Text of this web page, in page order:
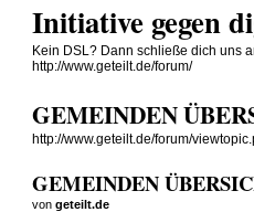
Initiative gegen
Kein DSL? Dann schließe dich uns
http://www.geteilt.de/forum/
GEMEINDEN
http://www.geteilt.de/forum/
GEMEINDEN
vongeteilt.de